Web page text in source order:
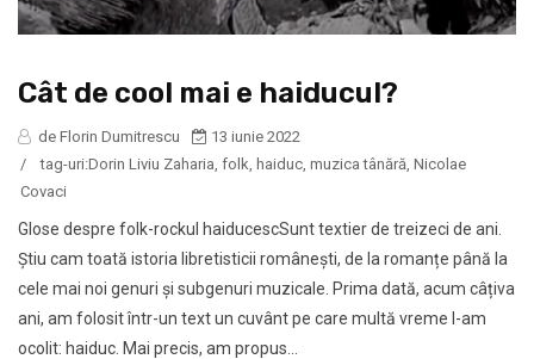
Cât de cool mai e haiducul?
de Florin Dumitrescu
13 iunie 2022
/
tag-uri:Dorin Liviu Zaharia, folk, haiduc, muzica tânără, Nicolae
Covaci
Glose despre folk-rockul haiducescSunt textier de treizeci de ani.
Știu cam toată istoria libretisticii românești, de la romanțe până la
cele mai noi genuri și subgenuri muzicale. Prima dată, acum câțiva
ani, am folosit într-un text un cuvânt pe care multă vreme l-am
ocolit: haiduc. Mai precis, am propus...